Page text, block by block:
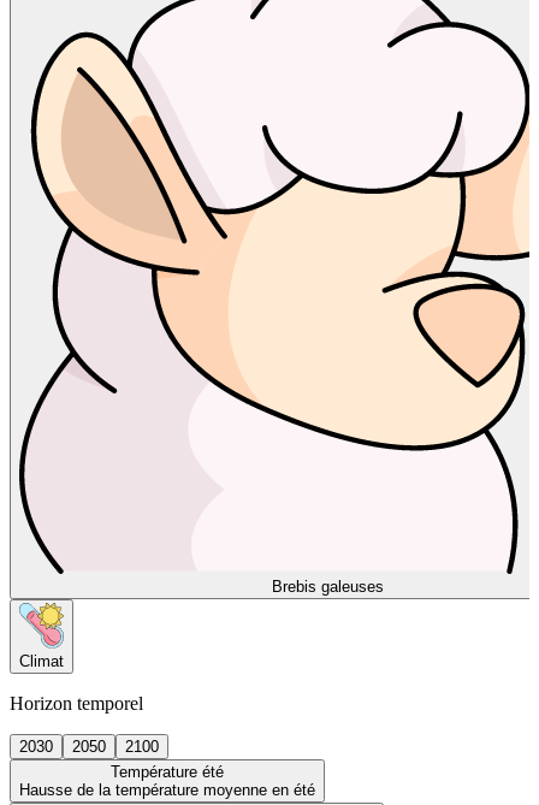
Brebis galeuses
Climat
Horizon temporel
2030 2050
2100
Température été
Hausse de la température moyenne en été